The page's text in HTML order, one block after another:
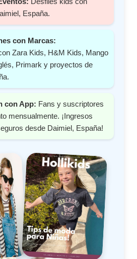
España.
con Marcas:
Zara Kids, H&M Kids, Mango
Primark y proyectos de
con App: Fans y suscriptores
mensualmente. ¡Ingresos
desde Daimiel, España!